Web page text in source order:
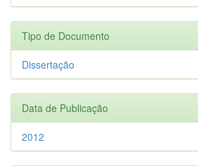
Tipo de Documento
Dissertação
Data de Publicação
2012